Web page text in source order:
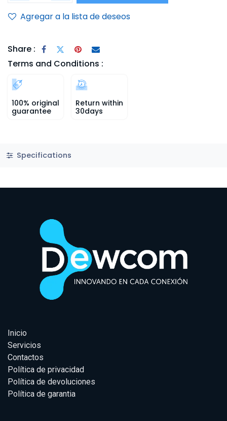
Agregar a la lista de deseos
Share :
Terms and Conditions :
100% original
guarantee
Return within
30days
Specifications
Inicio
Servicios
Contactos
Política de privacidad
Política de devoluciones
Política de garantia